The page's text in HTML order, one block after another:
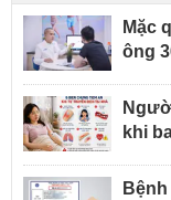
Mặc
ông
khi